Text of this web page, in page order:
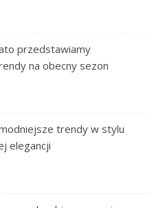
przedstawiamy
na obecny sezon
trendy w stylu
elegancji